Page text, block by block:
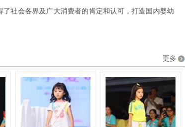
社会各界及广大消费者的肯定和认可，打造国内婴幼
更多